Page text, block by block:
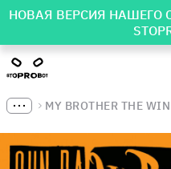
НОВАЯ ВЕРСИЯ НАШЕГО
MY BROTHER THE